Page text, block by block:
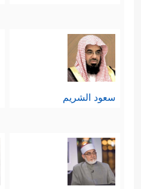
سعود الشريم